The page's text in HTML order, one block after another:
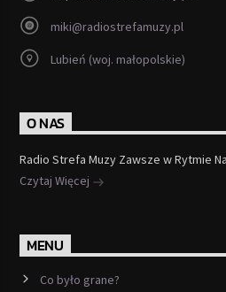
miki@radiostrefamuzy.pl
Lubień (woj. małopolskie)
O NAS
Radio Strefa Muzy Zawsze w Rytmie
Czytaj Więcej
MENU
Co było grane?